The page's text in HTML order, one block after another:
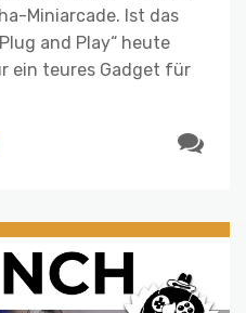
Miniarcade. Ist das
and Play“ heute
ein teures Gadget für